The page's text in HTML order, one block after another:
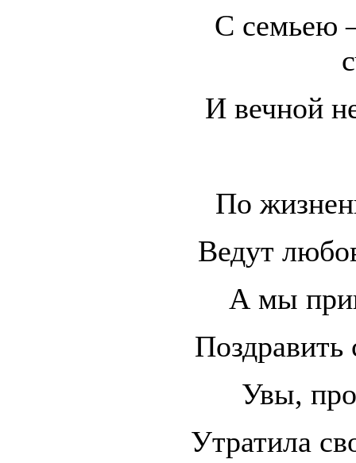
С семьею
И вечной
По
Ведут
А мы
Поздравить
Увы,
Утратила